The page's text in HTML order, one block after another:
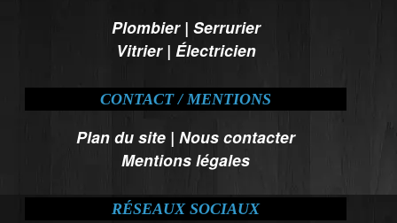
Plombier| Serrurier
Vitrier| Électricien
CONTACT / MENTIONS
Plan du site |Nous contacter
Mentions légales
RÉSEAUX SOCIAUX